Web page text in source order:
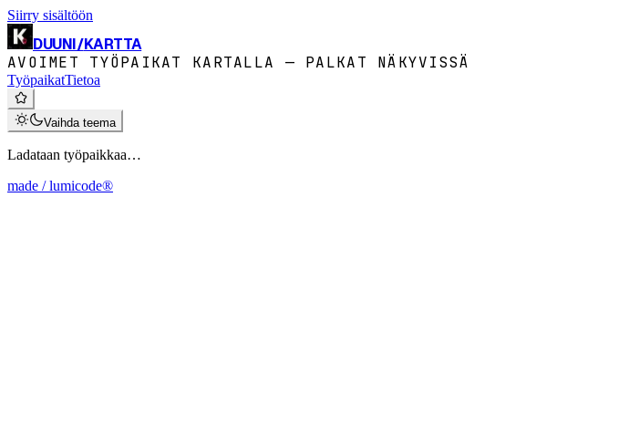
Siirry sisältöön
DUUNI/KARTTA
AVOIMET TYÖPAIKAT KARTALLA — PALKAT NÄKYVISSÄ
TyöpaikatTietoa
Vaihda teema
Ladataan työpaikkaa…
made / lumicode®